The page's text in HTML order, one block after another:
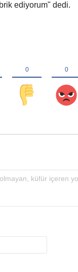
ediyorum" dedi.